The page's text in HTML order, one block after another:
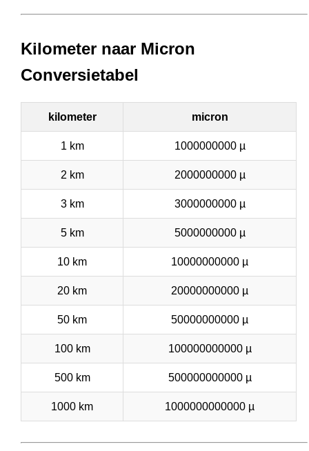
Kilometer naar Micron
Conversietabel
kilometer micron
1 km 1000000000 µ
2 km 2000000000 µ
3 km 3000000000 µ
5 km 5000000000 µ
10 km 10000000000 µ
20 km 20000000000 µ
50 km 50000000000 µ
100 km 100000000000 µ
500 km 500000000000 µ
1000 km 1000000000000 µ